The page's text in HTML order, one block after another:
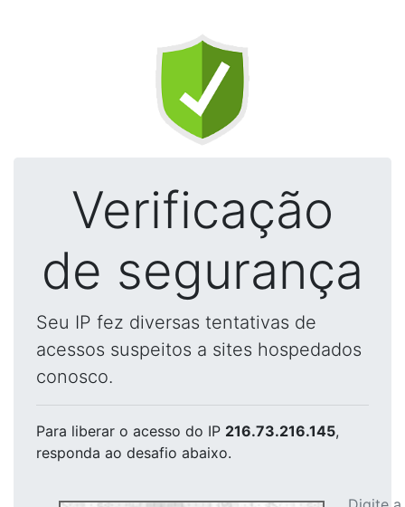
Verificação
de segurança
Seu IP fez diversas tentativas de
acessos suspeitos a sites hospedados
conosco.
Para liberar o acesso do IP 216.73.216.145,
responda ao desafio abaixo.